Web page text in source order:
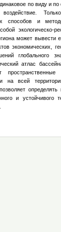
по виду и по
способов и
экологическо-
может вывести
экономических,
глобального
атлас
на всей
определять
и устойчивого